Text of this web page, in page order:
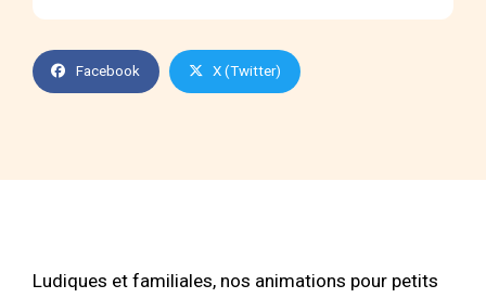
Facebook X (Twitter)
Ludiques et familiales, nos animations pour petits